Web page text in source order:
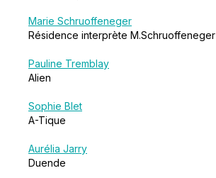
Marie Schruoffeneger
Résidence interprète M.Schruoffeneger
Pauline Tremblay
Alien
Sophie Blet
A-Tique
Aurélia Jarry
Duende